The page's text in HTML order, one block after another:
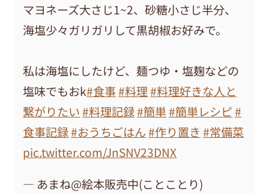
マヨネーズ大さじ1~2、砂糖小さじ半分、
海塩少々ガリガリして黒胡椒お好みで。
私は海塩にしたけど、麺つゆ・塩麹などの
塩味でもおk#食事#料理#料理好きな人と
繋がりたい#料理記録#簡単#簡単レシピ#
食事記録#おうちごはん#作り置き #常備菜
pic.twitter.com/JnSNV23DNX
— あまね@絵本販売中(ことことり)